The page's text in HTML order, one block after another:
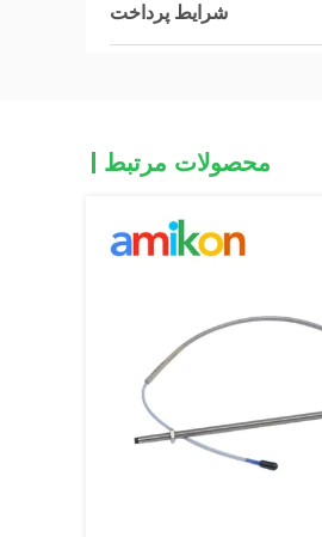
شرایط پرداخت
محصولات مرتبط